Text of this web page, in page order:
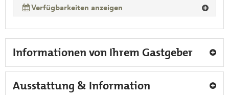
Verfügbarkeiten anzeigen
Informationen von Ihrem Gastgeber
Ausstattung & Information